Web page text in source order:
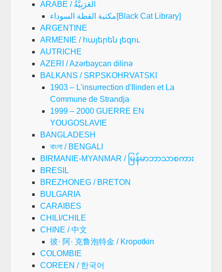
ARABE / العَرَبِيَّةُ
مكتبة القطة السوداء[Black Cat Library]
ARGENTINE
ARMENIE / հայերեն լեզու
AUTRICHE
AZERI / Azərbaycan dilinə
BALKANS / SRPSKOHRVATSKI
1903 – L'insurrection d'Ilinden et La
Commune de Strandja
1999 – 2000 GUERRE EN
YOUGOSLAVIE
BANGLADESH
বাংলা / BENGALI
BIRMANIE-MYANMAR / မြန်မာဘာသာစကား
BRESIL
BREZHONEG / BRETON
BULGARIA
CARAIBES
CHILI/CHILE
CHINE / 中文
彼· 阿· 克鲁泡特金 / Kropotkin
COLOMBIE
COREEN / 한국어